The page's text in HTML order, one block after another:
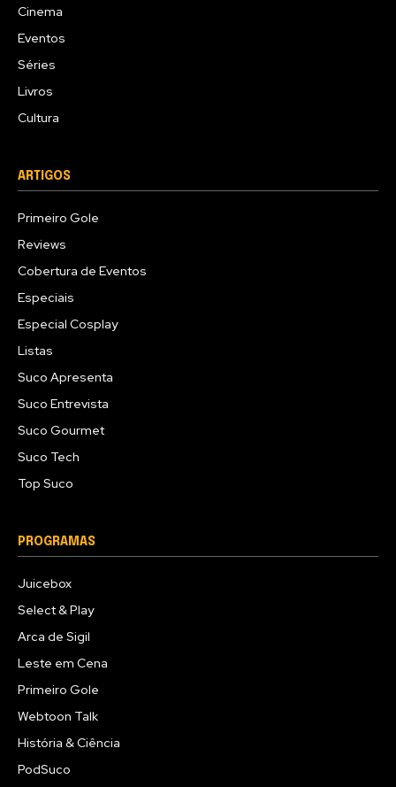
Cinema
Eventos
Séries
Livros
Cultura
ARTIGOS
Primeiro Gole
Reviews
Cobertura de Eventos
Especiais
Especial Cosplay
Listas
Suco Apresenta
Suco Entrevista
Suco Gourmet
Suco Tech
Top Suco
PROGRAMAS
Juicebox
Select & Play
Arca de Sigil
Leste em Cena
Primeiro Gole
Webtoon Talk
História & Ciência
PodSuco